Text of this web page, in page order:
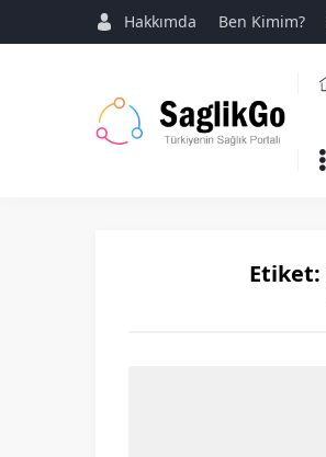
Hakkımda Ben Kimim?
Etiket: